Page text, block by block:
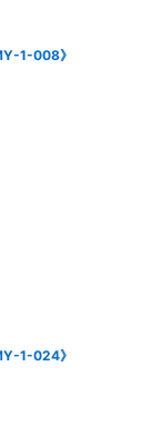
1-008》
1-024》